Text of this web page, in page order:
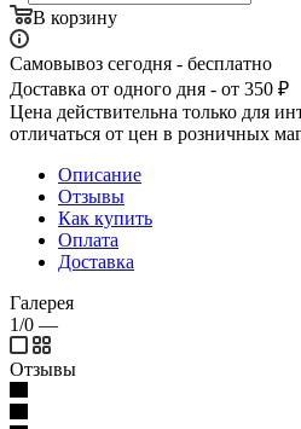
В корзину
Самовывоз сегодня - бесплатно
Доставка от одного дня - от 350 ₽
Цена действительна только для
отличаться от цен в розничных
Описание
Отзывы
Как купить
Оплата
Доставка
Галерея
1/0 —
Отзывы